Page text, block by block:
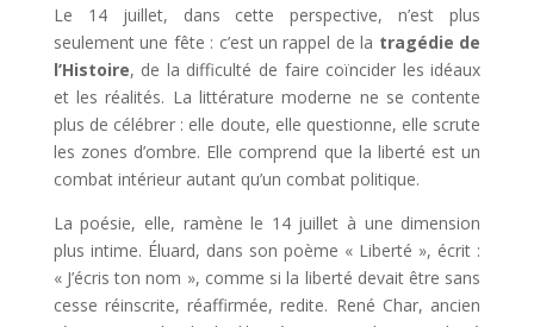
Le 14 juillet, dans cette perspective, n’est plus
seulement une fête : c’est un rappel de la tragédie de
l’Histoire, de la difficulté de faire coïncider les idéaux
et les réalités. La littérature moderne ne se contente
plus de célébrer : elle doute, elle questionne, elle scrute
les zones d’ombre. Elle comprend que la liberté est un
combat intérieur autant qu’un combat politique.
La poésie, elle, ramène le 14 juillet à une dimension
plus intime. Éluard, dans son poème « Liberté », écrit :
« J’écris ton nom », comme si la liberté devait être sans
cesse réinscrite, réaffirmée, redite. René Char, ancien